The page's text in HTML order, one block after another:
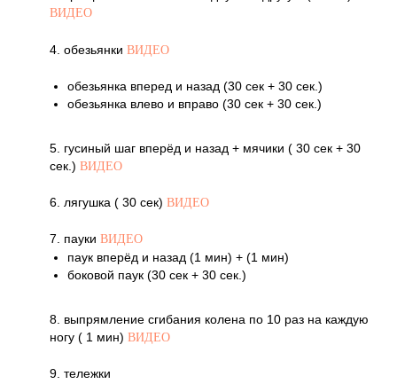
ВИДЕО
4. обезьянки ВИДЕО
обезьянка вперед и назад (30 сек + 30 сек.)
обезьянка влево и вправо (30 сек + 30 сек.)
5. гусиный шаг вперёд и назад + мячики ( 30 сек + 30
сек.) ВИДЕО
6. лягушка ( 30 сек) ВИДЕО
7. пауки ВИДЕО
паук вперёд и назад (1 мин) + (1 мин)
боковой паук (30 сек + 30 сек.)
8. выпрямление сгибания колена по 10 раз на каждую
ногу ( 1 мин) ВИДЕО
9. тележки